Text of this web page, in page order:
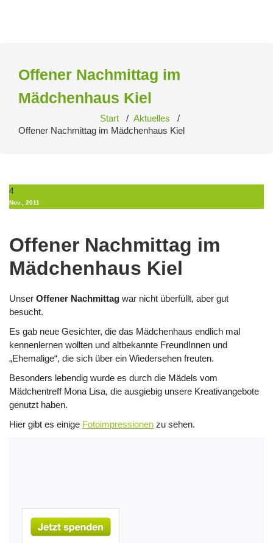
Offener Nachmittag im
Mädchenhaus Kiel
Start / Aktuelles /
Offener Nachmittag im Mädchenhaus Kiel
4
Nov., 2011
Offener Nachmittag im
Mädchenhaus Kiel
Unser Offener Nachmittag war nicht überfüllt, aber gut
besucht.
Es gab neue Gesichter, die das Mädchenhaus endlich mal
kennenlernen wollten und altbekannte FreundInnen und
„Ehemalige“, die sich über ein Wiedersehen freuten.
Besonders lebendig wurde es durch die Mädels vom
Mädchentreff Mona Lisa, die ausgiebig unsere Kreativangebote
genutzt haben.
Hier gibt es einige Fotoimpressionen zu sehen.